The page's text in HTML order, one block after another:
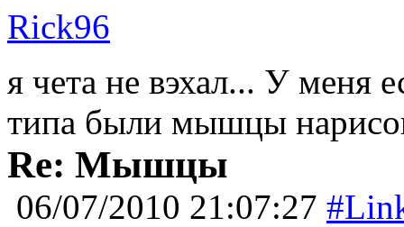
Rick96
я чета не вэхал... У меня
типа были мышцы
Re: Мышцы
06/07/2010 21:07:27